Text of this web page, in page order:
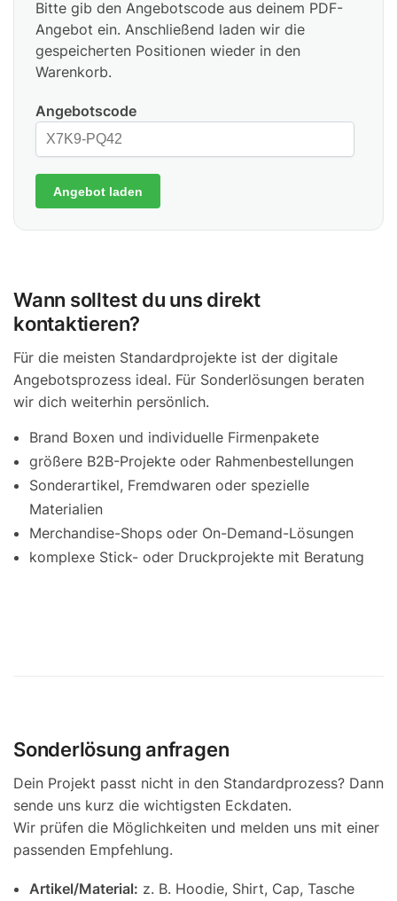
Bitte gib den Angebotscode aus deinem PDF-
Angebot ein. Anschließend laden wir die
gespeicherten Positionen wieder in den
Warenkorb.
Angebotscode
Angebot laden
Wann solltest du uns direkt
kontaktieren?
Für die meisten Standardprojekte ist der digitale
Angebotsprozess ideal. Für Sonderlösungen beraten
wir dich weiterhin persönlich.
Brand Boxen und individuelle Firmenpakete
größere B2B-Projekte oder Rahmenbestellungen
Sonderartikel, Fremdwaren oder spezielle
Materialien
Merchandise-Shops oder On-Demand-Lösungen
komplexe Stick- oder Druckprojekte mit Beratung
Sonderlösung anfragen
Dein Projekt passt nicht in den Standardprozess? Dann
sende uns kurz die wichtigsten Eckdaten.
Wir prüfen die Möglichkeiten und melden uns mit einer
passenden Empfehlung.
Artikel/Material: z. B. Hoodie, Shirt, Cap, Tasche